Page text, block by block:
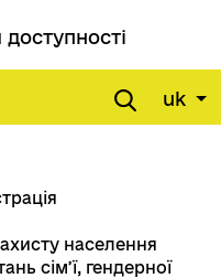
uk
населення
сім’ї, гендерної